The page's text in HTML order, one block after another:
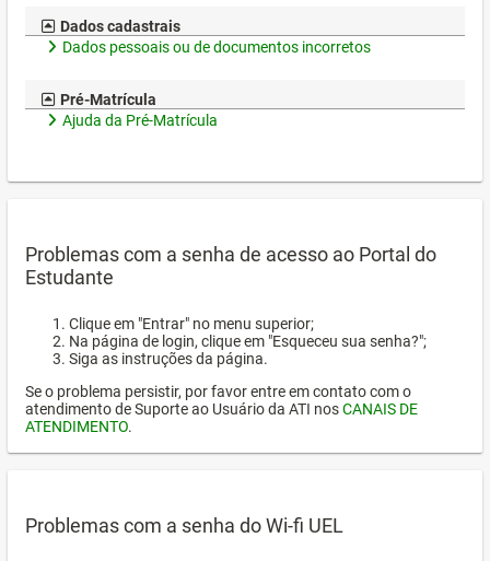
Dados cadastrais
Dados pessoais ou de documentos incorretos
Pré-Matrícula
Ajuda da Pré-Matrícula
Problemas com a senha de acesso ao Portal do
Estudante
Clique em "Entrar" no menu superior;
Na página de login, clique em "Esqueceu sua senha?";
Siga as instruções da página.
Se o problema persistir, por favor entre em contato com o
atendimento de Suporte ao Usuário da ATI nosCANAIS DE
ATENDIMENTO.
Problemas com a senha do Wi-fi UEL